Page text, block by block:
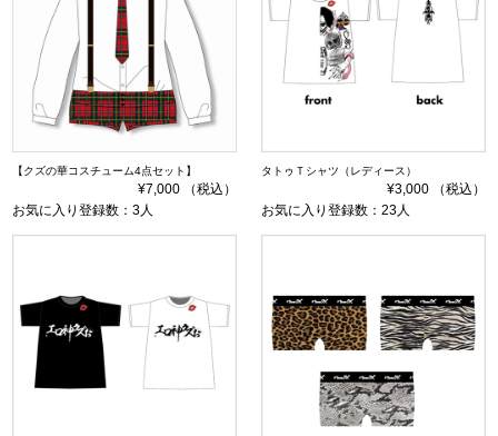
【クズの華コスチューム4点セット】
¥7,000 （税込）
お気に入り登録数：3人
タトゥＴシャツ（レディース）
¥3,000 （税込）
お気に入り登録数：23人